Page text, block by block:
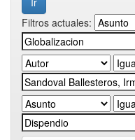
Filtros actuales: